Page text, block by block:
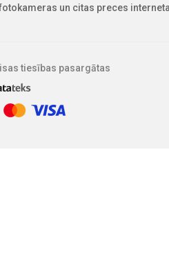
tiesības pasargātas